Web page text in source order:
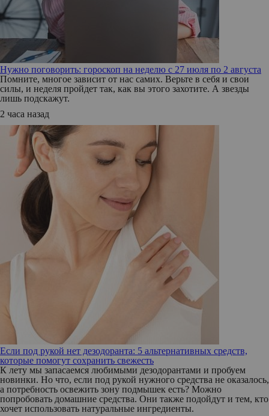
Нужно поговорить: гороскоп на неделю с 27 июля по 2 августа
Помните, многое зависит от нас самих. Верьте в себя и свои
силы, и неделя пройдет так, как вы этого захотите. А звезды
лишь подскажут.
2 часа назад
Если под рукой нет дезодоранта: 5 альтернативных средств,
которые помогут сохранить свежесть
К лету мы запасаемся любимыми дезодорантами и пробуем
новинки. Но что, если под рукой нужного средства не оказалось,
а потребность освежить зону подмышек есть? Можно
попробовать домашние средства. Они также подойдут и тем, кто
хочет использовать натуральные ингредиенты.